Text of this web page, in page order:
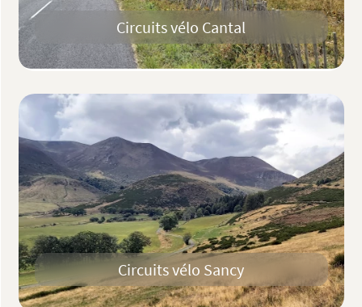
Circuits vélo Cantal
Circuits vélo Sancy